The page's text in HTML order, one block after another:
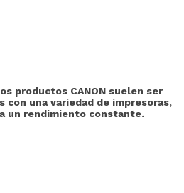
productos CANON suelen ser
con una variedad de impresoras,
un rendimiento constante.